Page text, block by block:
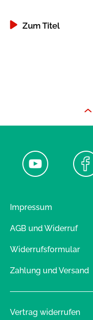
Zum Titel
Impressum
AGB und Widerruf
Widerrufsformular
Zahlung und Versand
Vertrag widerrufen